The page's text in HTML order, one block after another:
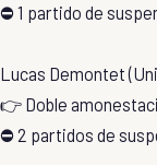
⛔ 1 partido de
Lucas Demontet
👉 Doble
⛔ 2 partidos de